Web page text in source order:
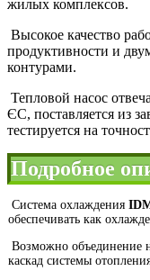
жилых комплексов.
Высокое качество
продуктивности и
контурами.
Тепловой насос
ЄС, поставляется из
тестируется на
Подробное
Система охлаждения
обеспечивать как
Возможно объединение
каскад системы